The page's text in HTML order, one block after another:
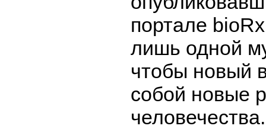
портале
лишь одной
чтобы новый
собой новые
человечества.